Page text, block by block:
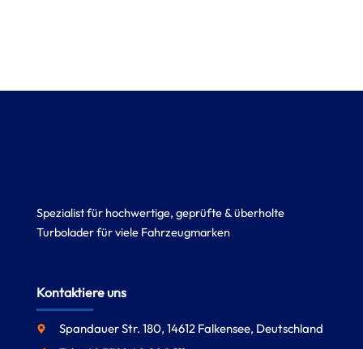
Spezialist für hochwertige, geprüfte & überholte
Turbolader für viele Fahrzeugmarken
Kontaktiere uns
Spandauer Str. 180, 14612 Falkensee, Deutschland